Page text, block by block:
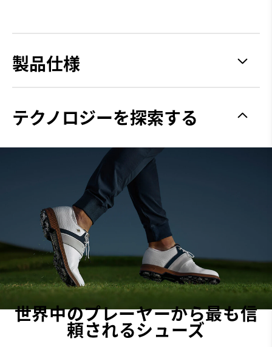
製品仕様
安定性
テクノロジーを探索する
世界中のプレーヤーから最も信
頼されるシューズ